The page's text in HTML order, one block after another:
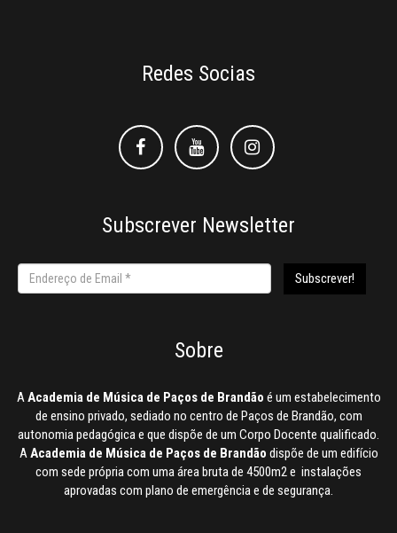
Redes Socias
FacebookFacebookInstagram
Subscrever Newsletter
Sobre
AAcademia de Música de Paços de Brandão é um estabelecimento
de ensino privado, sediado no centro de Paços de Brandão, com
autonomia pedagógica e que dispõe de um Corpo Docente qualificado.
AAcademia de Música de Paços de Brandão dispõe de um edifício
com sede própria com uma área bruta de 4500m2 e instalações
aprovadas com plano de emergência e de segurança.